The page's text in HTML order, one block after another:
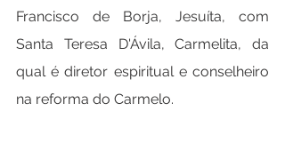
Francisco de Borja, Jesuíta, com
Santa Teresa D'Ávila, Carmelita, da
qual é diretor espiritual e conselheiro
na reforma do Carmelo.